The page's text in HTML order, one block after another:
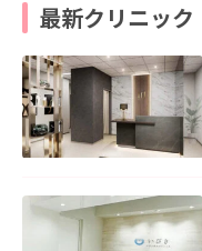
最新クリニック